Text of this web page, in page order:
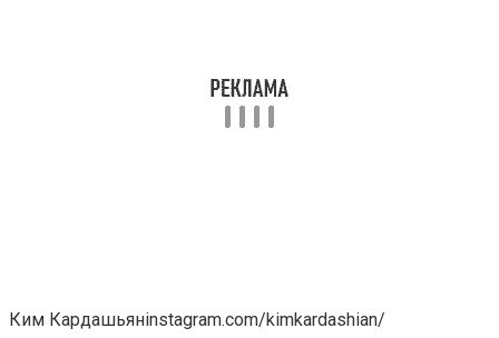
Ким Кардашьянinstagram.com/kimkardashian/